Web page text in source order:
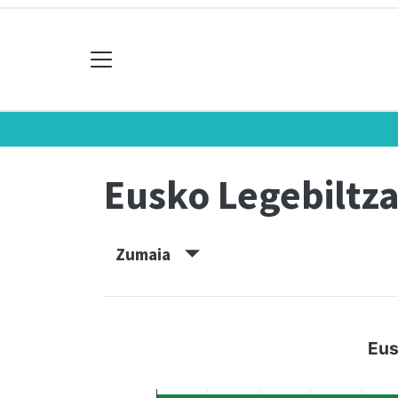
Eusko
Zumaia